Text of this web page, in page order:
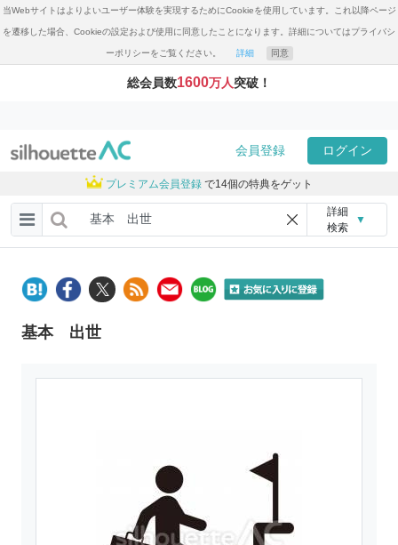
当Webサイトはよりよいユーザー体験を実現するためにCookieを使用しています。これ以降ページ
を遷移した場合、Cookieの設定および使用に同意したことになります。詳細についてはプライバシ
ーポリシーをご覧ください。 詳細 同意
総会員数1600万人突破！
会員登録 ログイン
プレミアム会員登録 で14個の特典をゲット
詳細
検索
▼
基本 出世